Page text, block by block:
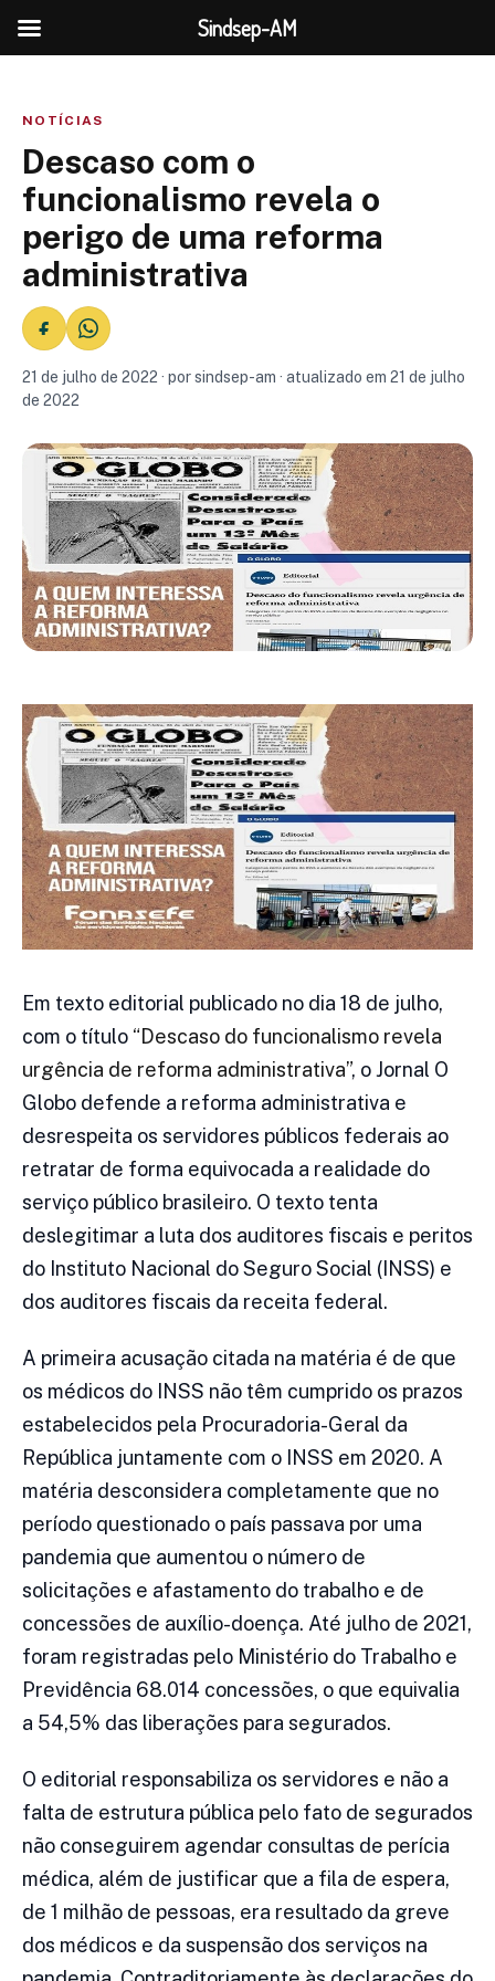
NOTÍCIAS
Descaso com o
funcionalismo revela o
perigo de uma reforma
administrativa
21 de julho de 2022 · por sindsep-am · atualizado em 21 de julho
de 2022
Em texto editorial publicado no dia 18 de julho,
com o título “Descaso do funcionalismo revela
urgência de reforma administrativa”, o Jornal O
Globo defende a reforma administrativa e
desrespeita os servidores públicos federais ao
retratar de forma equivocada a realidade do
serviço público brasileiro. O texto tenta
deslegitimar a luta dos auditores fiscais e peritos
do Instituto Nacional do Seguro Social (INSS) e
dos auditores fiscais da receita federal.
A primeira acusação citada na matéria é de que
os médicos do INSS não têm cumprido os prazos
estabelecidos pela Procuradoria-Geral da
República juntamente com o INSS em 2020. A
matéria desconsidera completamente que no
período questionado o país passava por uma
pandemia que aumentou o número de
solicitações e afastamento do trabalho e de
concessões de auxílio-doença. Até julho de 2021,
foram registradas pelo Ministério do Trabalho e
Previdência 68.014 concessões, o que equivalia
a 54,5% das liberações para segurados.
O editorial responsabiliza os servidores e não a
falta de estrutura pública pelo fato de segurados
não conseguirem agendar consultas de perícia
médica, além de justificar que a fila de espera,
de 1 milhão de pessoas, era resultado da greve
dos médicos e da suspensão dos serviços na
Sindsep-AM